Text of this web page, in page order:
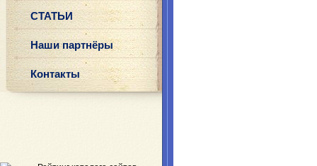
СТАТЬИ
Наши партнёры
Контакты